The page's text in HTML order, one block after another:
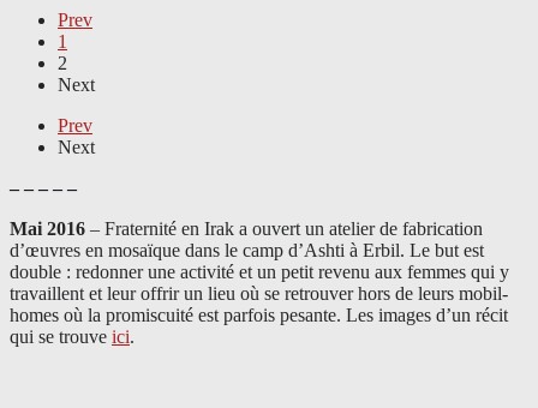
Prev
1
2
Next
Prev
Next
– – – – –
Mai 2016 – Fraternité en Irak a ouvert un atelier de fabrication
d’œuvres en mosaïque dans le camp d’Ashti à Erbil. Le but est
double : redonner une activité et un petit revenu aux femmes qui y
travaillent et leur offrir un lieu où se retrouver hors de leurs mobil-
homes où la promiscuité est parfois pesante. Les images d’un récit
qui se trouve ici.